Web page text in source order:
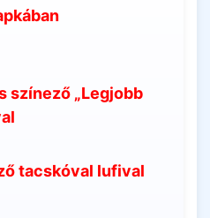
színező „Legjobb
tacskóval lufival